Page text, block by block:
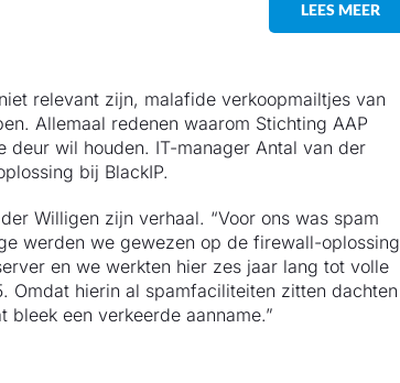
LEES MEER
relevant zijn, malafide verkoopmailtjes van
Allemaal redenen waarom Stichting AAP
deur wil houden. IT-manager Antal van der
bij BlackIP.
Willigen zijn verhaal. “Voor ons was spam
werden we gewezen op de firewall-oplossing
en we werkten hier zes jaar lang tot volle
Omdat hierin al spamfaciliteiten zitten dachten
een verkeerde aanname.”